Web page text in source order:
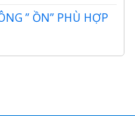
” ỒN” PHÙ HỢP